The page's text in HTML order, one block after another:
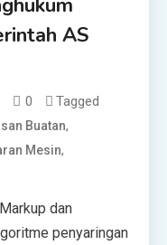
AS
0 Tagged
Buatan,
Mesin,
dan
penyaringan